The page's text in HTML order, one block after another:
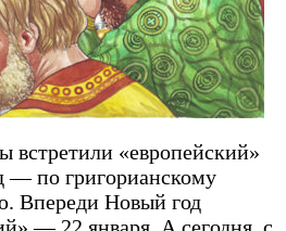
встретили «европейский»
— по григорианскому
Впереди Новый год